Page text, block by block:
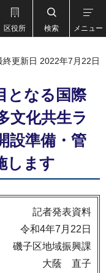
区役所 検索 メニュー
終更新日 2022年7月22日
となる国際
文化共生ラ
設準備・管
します
記者発表資料
令和4年7月22日
磯子区地域振興課
大蔭 直子